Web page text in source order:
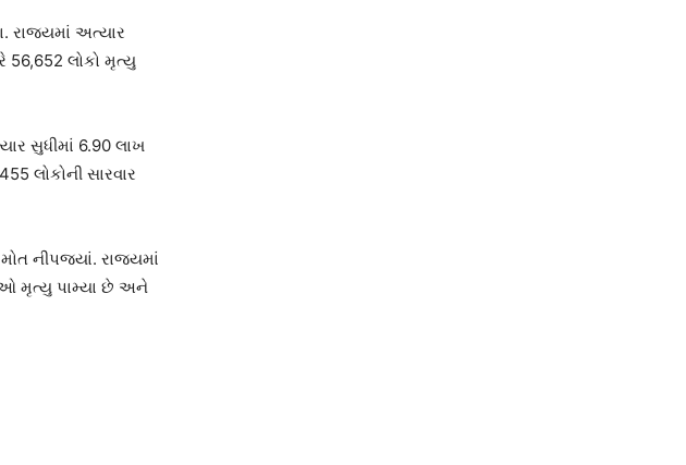
રાજ્યમાં અત્યાર
56,652 લોકો મૃત્યુ
સુધીમાં 6.90 લાખ
લોકોની સારવાર
નીપજ્યાં. રાજ્યમાં
મૃત્યુ પામ્યા છે અને